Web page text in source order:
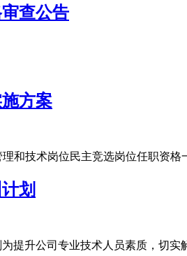
查公告
方案
和技术岗位民主竞选岗位任职资
划
提升公司专业技术人员素质，切